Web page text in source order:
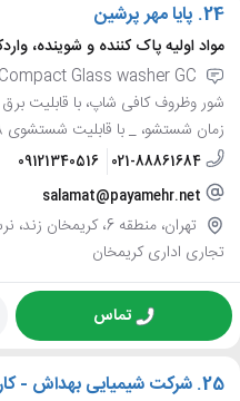
24. پایا مهر پرشین
مواد اولیه پاک کننده و شوینده،
زمان شستشو، _ با قابلیت شستشوی 48 سبد در ساعت، - ماشین ...
021-88861684
09121340516
salamat@payamehr.net
تجاری اداری کریمخان
تماس
25. شرکت شیمیایی بهداش -